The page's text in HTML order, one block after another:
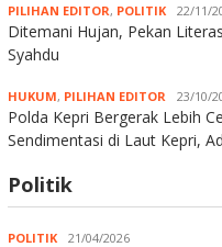
PILIHAN EDITOR, POLITIK 22/11/
Ditemani Hujan, Pekan
Syahdu
HUKUM, PILIHAN EDITOR 23/10/
Polda Kepri Bergerak Lebih
Sendimentasi di Laut Kepri,
Politik
POLITIK 21/04/2026